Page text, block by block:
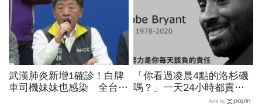
武漢肺炎新增1確診！白牌
車司機妹妹也感染 全台累
「你看過凌晨4點的洛杉磯
嗎？」一天24小時都貢獻
給籃球，NBA傳奇Kobe
Ads by